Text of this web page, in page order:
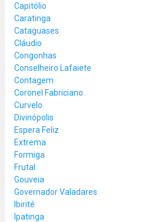
Capitólio
Caratinga
Cataguases
Cláudio
Congonhas
Conselheiro Lafaiete
Contagem
Coronel Fabriciano
Curvelo
Divinópolis
Espera Feliz
Extrema
Formiga
Frutal
Gouveia
Governador Valadares
Ibirité
Ipatinga